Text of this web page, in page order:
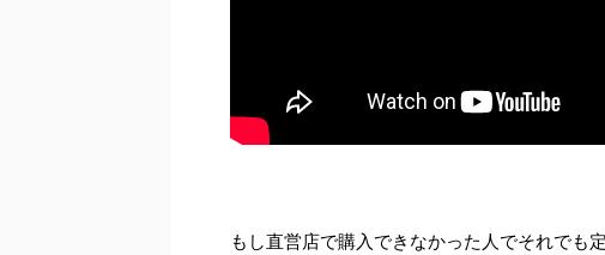
もし直営店で購入できなかった人でそれでも